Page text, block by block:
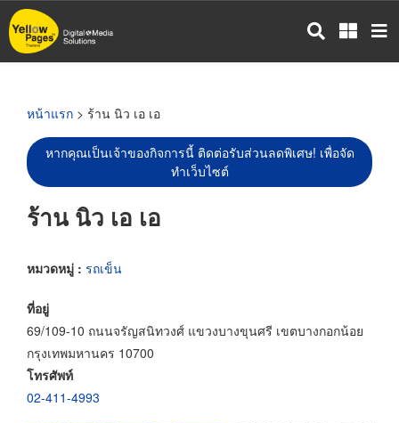
ข้าม
ไป
หน้าแรก > ร้าน นิว เอ เอ
หากคุณเป็นเจ้าของกิจการนี้ ติดต่อรับส่วนลดพิเศษ! เพื่อจัด
ทำเว็บไซต์
ร้าน นิว เอ เอ
หมวดหมู่ : รถเข็น
ที่อยู่
69/109-10 ถนนจรัญสนิทวงศ์ แขวงบางขุนศรี เขตบางกอกน้อย
กรุงเทพมหานคร 10700
โทรศัพท์
02-411-4993